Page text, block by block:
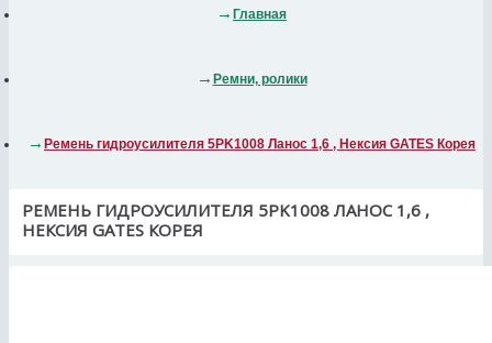
Главная
Ремни, ролики
Ремень гидроусилителя 5PK1008 Ланос 1,6 , Нексия GATES Корея
РЕМЕНЬ ГИДРОУСИЛИТЕЛЯ 5PK1008 ЛАНОС 1,6 ,
НЕКСИЯ GATES КОРЕЯ